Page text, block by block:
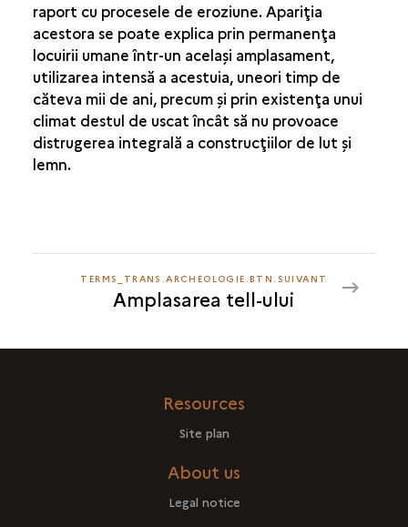
raport cu procesele de eroziune. Apariţia
acestora se poate explica prin permanenţa
locuirii umane într-un acelaşi amplasament,
utilizarea intensă a acestuia, uneori timp de
căteva mii de ani, precum şi prin existenţa unui
climat destul de uscat încât să nu provoace
distrugerea integrală a construcţiilor de lut şi
lemn.
TERMS_TRANS.ARCHEOLOGIE.BTN.SUIVANT
AMPLASAREA
TERMS_TRANS.ARCHEOLOGIE.BTN.SUIVANT
Amplasarea tell-ului
Resources
Site plan
About us
Legal notice